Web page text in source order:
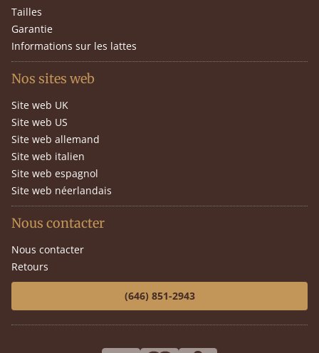
Tailles
Garantie
Informations sur les lattes
Nos sites web
Site web UK
Site web US
Site web allemand
Site web italien
Site web espagnol
Site web néerlandais
Nous contacter
Nous contacter
Retours
(646) 851-2943